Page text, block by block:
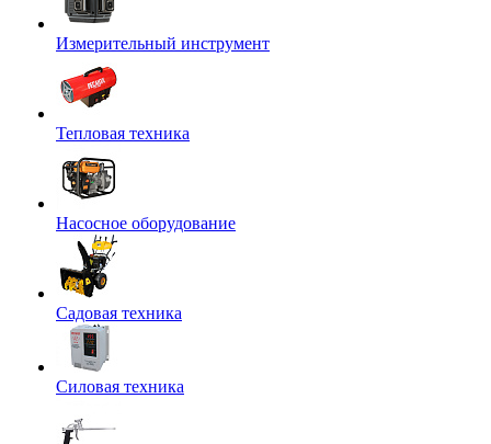
Измерительный инструмент
Тепловая техника
Насосное оборудование
Садовая техника
Силовая техника